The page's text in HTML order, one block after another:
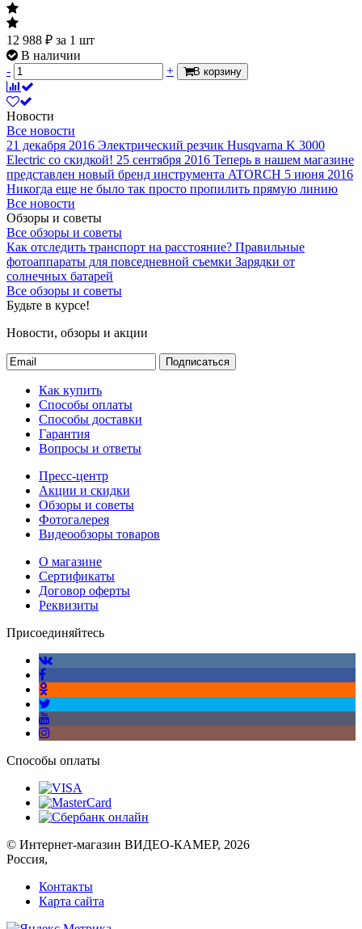
12 988 ₽ за 1 шт
В наличии
-
+ В корзину
Новости
Все новости
21 декабря 2016 Электрический резчик Husqvarna K 3000
Electric со скидкой! 25 сентября 2016 Теперь в нашем магазине
представлен новый бренд инструмента ATORCH 5 июня 2016
Никогда еще не было так просто пропилить прямую линию
Все новости
Обзоры и советы
Все обзоры и советы
Как отследить транспорт на расстояние? Правильные
фотоаппараты для повседневной съемки Зарядки от
солнечных батарей
Все обзоры и советы
Будьте в курсе!
Новости, обзоры и акции
Подписаться
Как купить
Способы оплаты
Способы доставки
Гарантия
Вопросы и ответы
Пресс-центр
Акции и скидки
Обзоры и советы
Фотогалерея
Видеообзоры товаров
О магазине
Сертификаты
Договор оферты
Реквизиты
Присоединяйтесь
Способы оплаты
© Интернет-магазин ВИДЕО-КАМЕР, 2026
Россия,
Контакты
Карта сайта